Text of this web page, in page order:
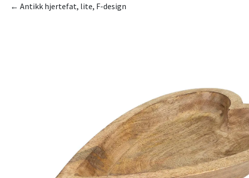
← Antikk hjertefat, lite, F-design